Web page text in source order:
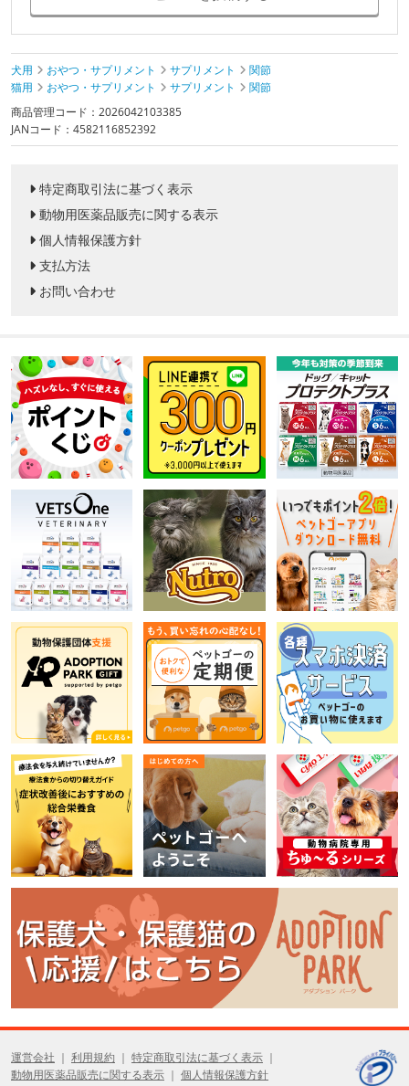
犬用 おやつ・サプリメント サプリメント
関節
猫用
おやつ・サプリメント サプリメント
関節
商品管理コード：2026042103385
JANコード：4582116852392
特定商取引法に基づく表示
動物用医薬品販売に関する表示
個人情報保護方針
支払方法
お問い合わせ
運営会社 利用規約
特定商取引法に基づく表示
動物用医薬品販売に関する表示
個人情報保護方針